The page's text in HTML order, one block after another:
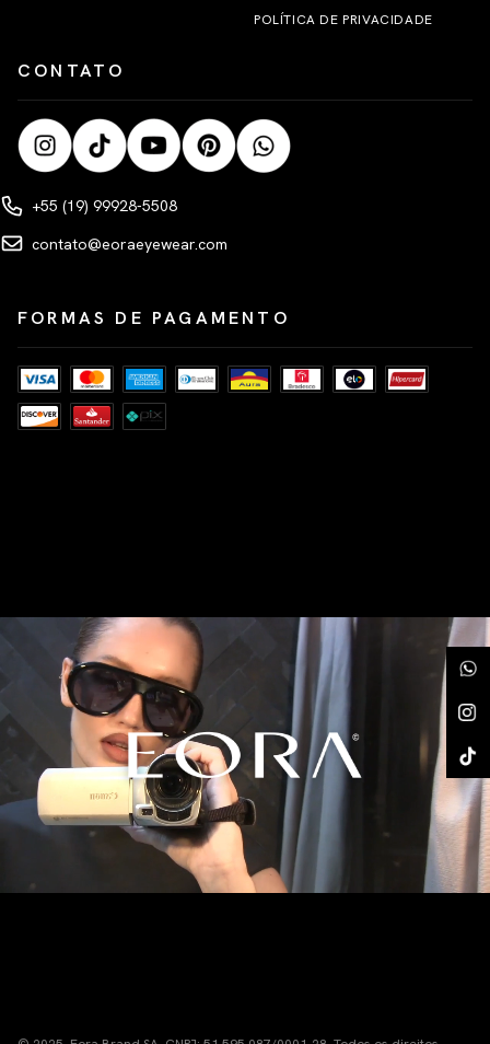
POLÍTICA DE PRIVACIDADE
CONTATO
+55 (19) 99928-5508
contato@eoraeyewear.com
FORMAS DE PAGAMENTO